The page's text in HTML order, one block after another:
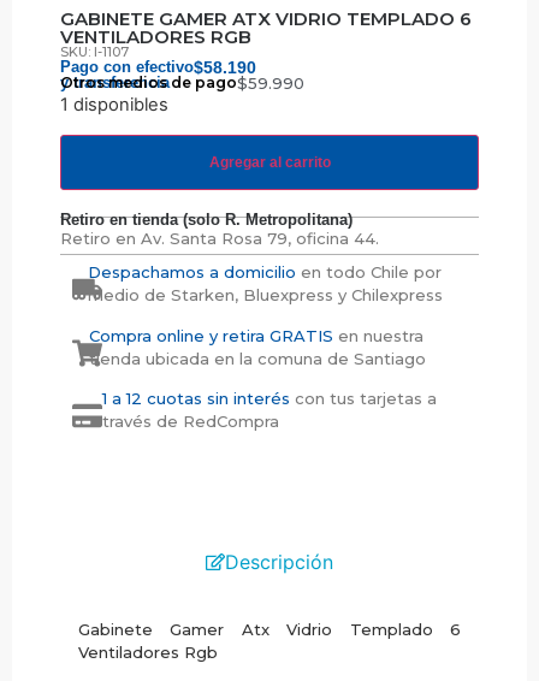
GABINETE GAMER ATX VIDRIO TEMPLADO 6
VENTILADORES RGB
SKU: I-1107
Pago con efectivo
y transferencia
$58.190
Otros medios de pago$59.990
1 disponibles
Agregar al carrito
Retiro en tienda (solo R. Metropolitana)
Retiro en Av. Santa Rosa 79, oficina 44.
Despachamos a domicilio en todo Chile por
medio de Starken, Bluexpress y Chilexpress
Compra online y retira GRATIS en nuestra
tienda ubicada en la comuna de Santiago
1 a 12 cuotas sin interés con tus tarjetas a
través de RedCompra
Descripción
Gabinete Gamer Atx Vidrio Templado 6
Ventiladores Rgb